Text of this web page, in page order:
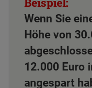
Wenn Sie
Höhe von
12.000 Euro
angespart